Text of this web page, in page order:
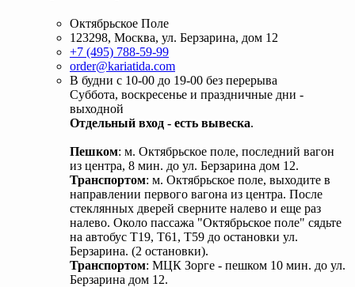
Октябрьское Поле
123298, Москва, ул. Берзарина, дом 12
+7 (495) 788-59-99
order@kariatida.com
В будни с 10-00 до 19-00 без перерыва
Суббота, воскресенье и праздничные дни -
выходной
Отдельный вход - есть вывеска.
Пешком: м. Октябрьское поле, последний вагон
из центра, 8 мин. до ул. Берзарина дом 12.
Транспортом: м. Октябрьское поле, выходите в
направлении первого вагона из центра. После
стеклянных дверей сверните налево и еще раз
налево. Около пассажа "Октябрьское поле" сядьте
на автобус Т19, Т61, Т59 до остановки ул.
Берзарина. (2 остановки).
Транспортом: МЦК Зорге - пешком 10 мин. до ул.
Берзарина дом 12.